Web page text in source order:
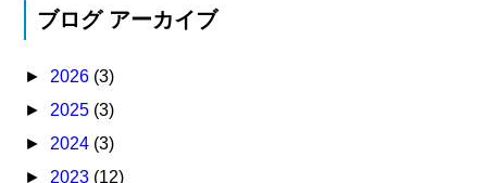
ブログ アーカイブ
► 2026 (3)
► 2025 (3)
► 2024 (3)
► 2023 (12)